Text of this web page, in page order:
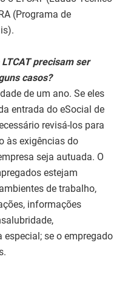
(Programa de
LTCAT precisam ser
casos?
de um ano. Se eles
entrada do eSocial de
revisá-los para
às exigências do
seja autuada. O
estejam
de trabalho,
informações
se o empregado